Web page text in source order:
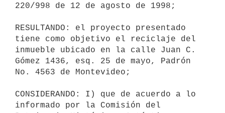
220/998 de 12 de agosto de 1998;
RESULTANDO: el proyecto presentado
tiene como objetivo el reciclaje del
inmueble ubicado en la calle Juan C.
Gómez 1436, esq. 25 de mayo, Padrón
No. 4563 de Montevideo;
CONSIDERANDO: I) que de acuerdo a lo
informado por la Comisión del